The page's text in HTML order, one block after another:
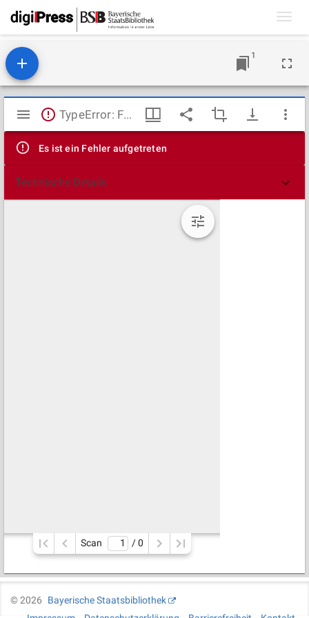
1
Mirador
Viewer
TypeError: Failed to fetch
Es ist ein Fehler aufgetreten
Technische Details
Scan / 0
©2026
Bayerische Staatsbibliothek